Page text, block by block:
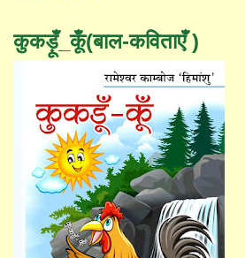
कुकड़ूँ_कूँ(बाल-कविताएँ )